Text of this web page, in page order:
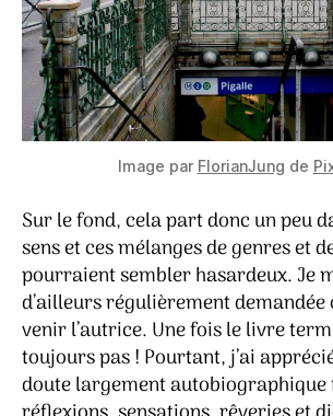
Image par FlorianJung de
Sur le fond, cela part donc un peu
sens et ces mélanges de genres et
pourraient sembler hasardeux. Je
d’ailleurs régulièrement
venir l’autrice. Une fois le livre
toujours pas ! Pourtant, j’ai
doute largement autobiographique